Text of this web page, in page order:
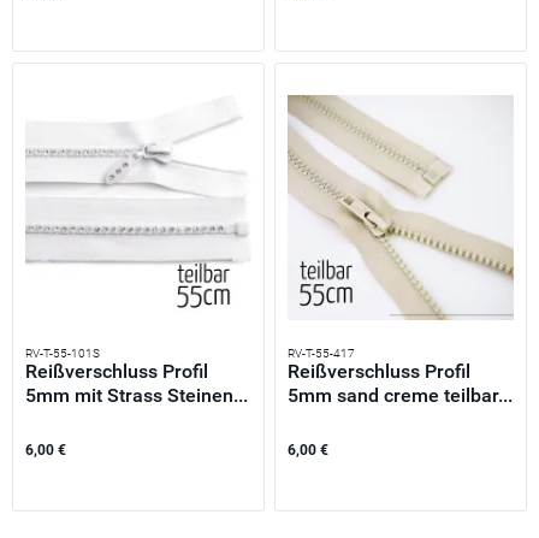
RV-T-55-101S
Reißverschluss Profil
5mm mit Strass Steinen...
6,00 €
RV-T-55-417
Reißverschluss Profil
5mm sand creme teilbar...
6,00 €